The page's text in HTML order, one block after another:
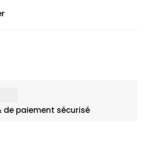
paiement sécurisé